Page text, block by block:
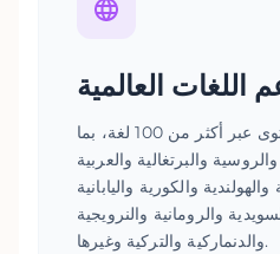
اللغات العالمية
تحقق من تشابه المحتوى عبر أكثر من 100 لغة، بما
والبرتغالية والعربية
والهولندية والكورية واليابانية
والرومانية والنرويجية
والدنماركية والتركية وغيرها.